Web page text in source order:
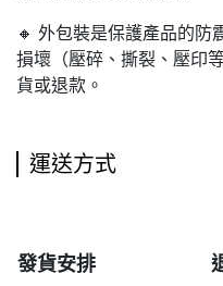
🔸 外包裝是保護產品的防
損壞（壓碎、撕裂、壓印
貨或退款。
運送方式
發貨安排